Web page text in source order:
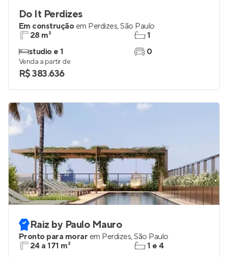
Do It Perdizes
Em construção em Perdizes,São Paulo
28 m²
studio e 1
1
0
Venda a partir de
R$ 383.636
Raiz by Paulo Mauro
Pronto para morar em Perdizes,São Paulo
24 a 171 m²
1 e 4